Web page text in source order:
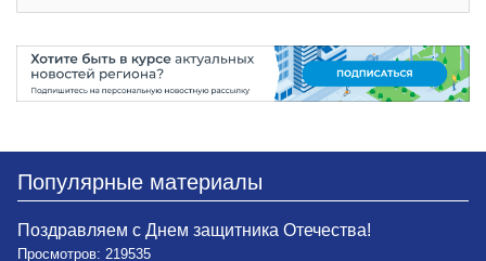
Популярные материалы
Поздравляем с Днем защитника Отечества!
Просмотров: 219535